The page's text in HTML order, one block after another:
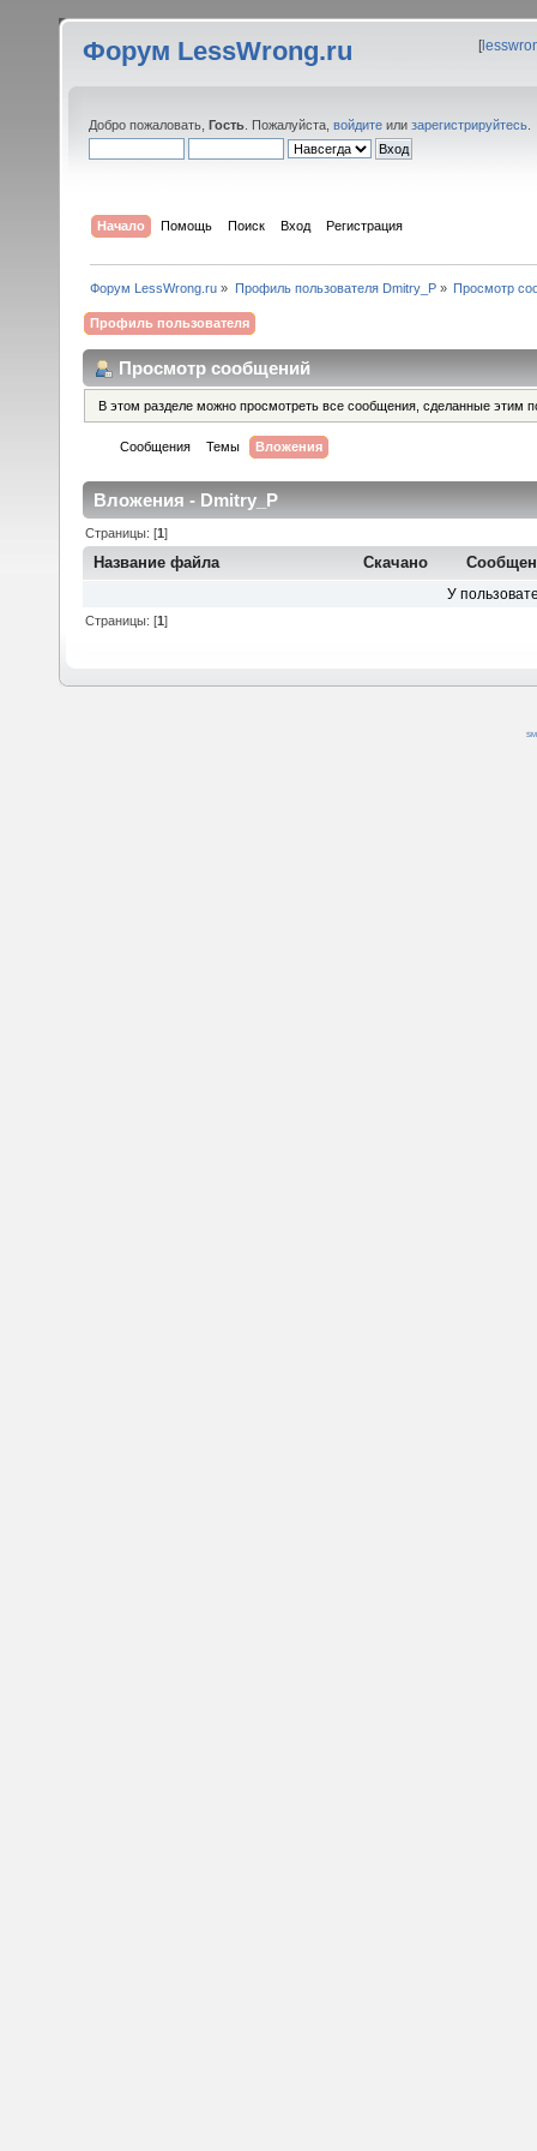
Форум LessWrong.ru [
Добро пожаловать, Гость . Пожалуйста, войдите или зарегистрируйтесь
Начало Помощь Поиск Вход Регистрация
Форум LessWrong.ru » Профиль пользователя Dmitry_P» Просмотр
Профиль пользователя
Просмотр сообщений
В этом разделе можно просмотреть все сообщения, сделанные этим
Сообщения Темы Вложения
Вложения - Dmitry_P
Страницы: [1]
Название файла Скачано
У
Страницы: [1]